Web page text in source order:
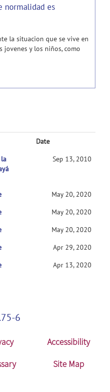
normalidad es
la situacion que se vive en
jovenes y los niños, como
Date
Sep 13, 2010
May 20, 2020
May 20, 2020
May 20, 2020
Apr 29, 2020
Apr 13, 2020
6
Accessibility
Site Map